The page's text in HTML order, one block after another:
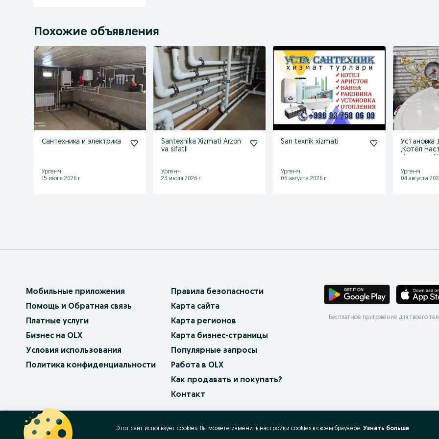
Похожие объявления
Сантехника и электрика
Ургенч
15 июля 2026 г.
Santexnika Xizmati Arzon
va sifatli
Ургенч
23 июля 2026 г.
San texnik xizmati
Ургенч
05 августа 2026 г.
Установка
,Котёл
Ургенч
04 августа
Мобильные приложения
Помощь и Обратная связь
Платные услуги
Бизнес на OLX
Условия использования
Политика конфиденциальности
Правила безопасности
Карта сайта
Карта регионов
Карта бизнес-страницы
Популярные запросы
Работа в OLX
Как продавать и покупать?
Контакт
Бесплатное приложение для твоего
OLX.bg
Этот сайт использует cookies. Вы можете изменить настройки cookies в своeм браузере. Узнать больше